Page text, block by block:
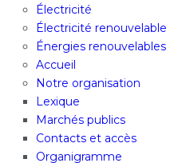
Électricité
Électricité renouvelable
Énergies renouvelables
Accueil
Notre organisation
Lexique
Marchés publics
Contacts et accès
Organigramme